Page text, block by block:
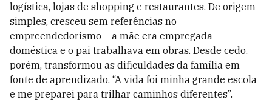
logística, lojas de shopping e restaurantes. De origem
simples, cresceu sem referências no
empreendedorismo – a mãe era empregada
doméstica e o pai trabalhava em obras. Desde cedo,
porém, transformou as dificuldades da família em
fonte de aprendizado. “A vida foi minha grande escola
e me preparei para trilhar caminhos diferentes”.